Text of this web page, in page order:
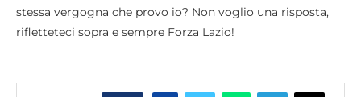
stessa vergogna che provo io? Non voglio una risposta,
rifletteteci sopra e sempre Forza Lazio!